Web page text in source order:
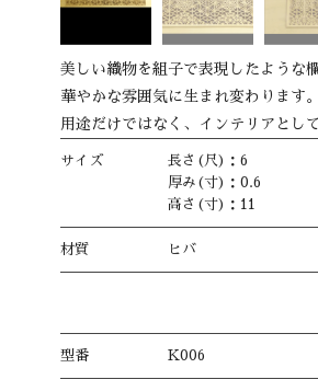
美しい織物を組子で表現したような
華やかな雰囲気に生まれ変わります
用途だけではなく、インテリアとし
サイズ
長さ(尺)：6
厚み(寸)：0.6
高さ(寸)：11
材質 ヒバ
型番 K006